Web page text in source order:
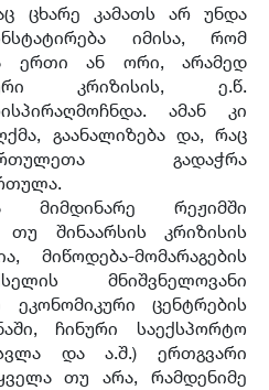
ცხარე კამათს არ უნდა
იმისა, რომ
ერთი ან ორი, არამედ
კრიზისის, ე.წ.
ამან კი
გაანალიზება და, რაც
გადაჭრა
მიმდინარე რეჟიმში
თუ შინაარსის კრიზისის
მიწოდება-მომარაგების
მნიშვნელოვანი
ეკონომიკური ცენტრების
ჩინური საექსპორტო
და ა.შ.) ერთგვარი
თუ არა, რამდენიმე